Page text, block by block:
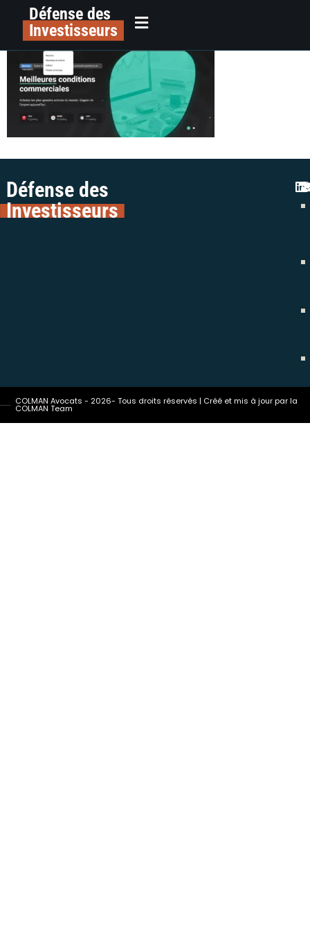
principalDéfense des
Investisseurs
Greatinvest.net | Alerte plateforme
Défense des
Investisseurs
COLMAN Avocats - 2026- Tous droits réservés | Créé et mis à jour par la
COLMAN Team